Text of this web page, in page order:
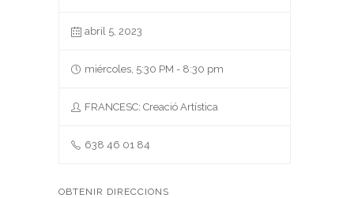
abril 5, 2023
miércoles, 5:30 PM - 8:30 pm
FRANCESC: Creació Artística
638 46 01 84
OBTENIR DIRECCIONS